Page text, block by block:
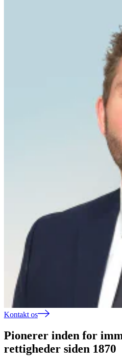
Kontakt os
Pionerer inden for
rettigheder siden 1870